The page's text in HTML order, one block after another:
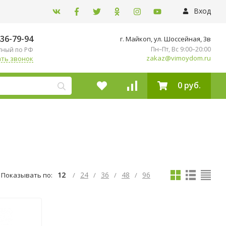
Вход
79-94
по РФ
звонок
г. Майкоп, ул. ​Шоссейная, 3в
Пн–Пт, Вс 9:00–20:00
zakaz@vimoydom.ru
0 руб.
Показывать по: 12 / 24 / 36 / 48 / 96